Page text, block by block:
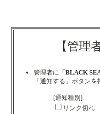
【管理
管理者に「 BLACK
「通知する」ボタン
[通知種別]
リンク切れ